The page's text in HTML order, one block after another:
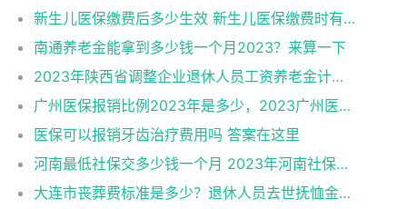
新生儿医保缴费后多少生效 新生儿医保缴费时有何注意事项
南通养老金能拿到多少钱一个月2023？来算一下
2023年陕西省调整企业退休人员工资养老金计算方法一览（2022版）
广州医保报销比例2023年是多少，2023广州医保能报销哪些费用
医保可以报销牙齿治疗费用吗 答案在这里
河南最低社保交多少钱一个月 2023年河南社保缴费标准
大连市丧葬费标准是多少？退休人员去世抚恤金咋样？